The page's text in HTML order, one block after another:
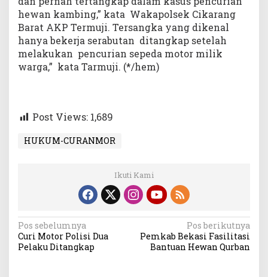
hewan kambing,” kata Wakapolsek Cikarang
Barat AKP Termuji. Tersangka yang dikenal
hanya bekerja serabutan ditangkap setelah
melakukan pencurian sepeda motor milik
warga,” kata Tarmuji. (*/hem)
Post Views: 1,689
HUKUM-CURANMOR
Ikuti Kami
Navigasi
pos
Pos sebelumnya
Curi Motor Polisi Dua
Pelaku Ditangkap
Pos berikutnya
Pemkab Bekasi Fasilitasi
Bantuan Hewan Qurban